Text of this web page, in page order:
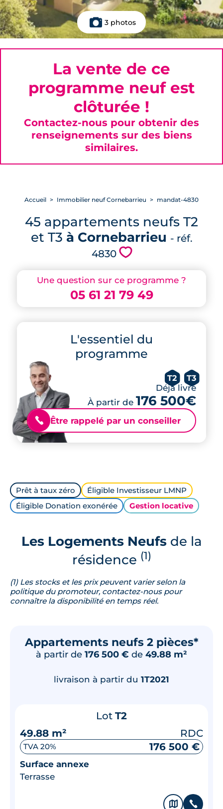
3 photos
Une question sur ce programme ?
05 61 21 79 49
L'essentiel du
programme
T2 T3
Déjà livré
À partir de 176 500€
📞 Être rappelé par un conseiller
Accueil Immobilier neuf Cornebarrieu mandat-4830
45 appartements neufs T2
et T3 à Cornebarrieu - réf.
4830 💗
La vente de ce
programme neuf est
clôturée !
Contactez-nous pour obtenir des
renseignements sur des biens
similaires.
Prêt à taux zéro
Éligible Investisseur LMNP
Éligible Donation exonérée
Gestion locative
Les Logements Neufsde la
résidence (1)
(1) Les stocks et les prix peuvent varier selon la
politique du promoteur, contactez-nous pour
connaître la disponibilité en temps réel.
Appartements neufs 2 pièces*
à partir de 176 500 € de 49.88 m²
livraison à partir du 1T2021
Lot T2
49.88 m²
RDC
TVA 20% 176 500 €
Surface annexe
Terrasse
🗞 📞